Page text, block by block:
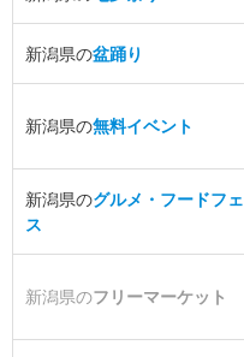
新潟県の盆踊り
新潟県の無料イベント
新潟県のグルメ・フードフェ
ス
新潟県のフリーマーケット